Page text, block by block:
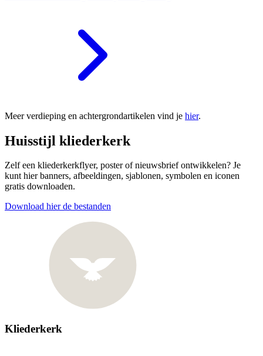
Meer verdieping en achtergrondartikelen vind je hier.
Huisstijl kliederkerk
Zelf een kliederkerkflyer, poster of nieuwsbrief ontwikkelen? Je
kunt hier banners, afbeeldingen, sjablonen, symbolen en iconen
gratis downloaden.
Download hier de bestanden
Kliederkerk